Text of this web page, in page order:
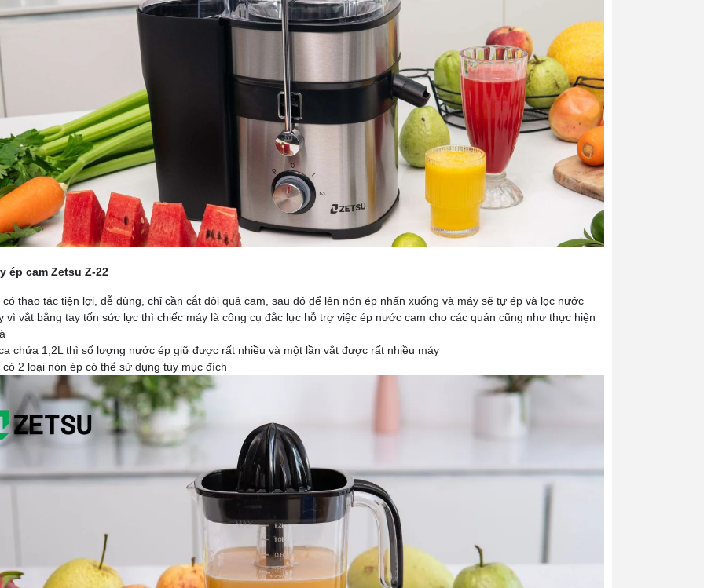
ép cam Zetsu Z-22
có thao tác tiện lợi, dễ dùng, chỉ cần cắt đôi quả cam, sau đó để lên nón ép nhấn xuống và máy sẽ tự ép và lọc nước
vì vắt bằng tay tốn sức lực thì chiếc máy là công cụ đắc lực hỗ trợ việc ép nước cam cho các quán cũng như thực hiện
chứa 1,2L thì số lượng nước ép giữ được rất nhiều và một lần vắt được rất nhiều máy
có 2 loại nón ép có thể sử dụng tùy mục đích